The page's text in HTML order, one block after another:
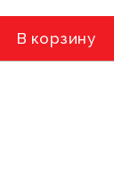
В корзину